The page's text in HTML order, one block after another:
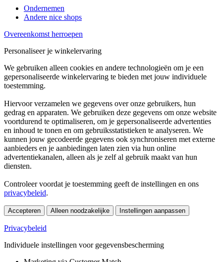
Ondernemen
Andere nice shops
Overeenkomst herroepen
Personaliseer je winkelervaring
We gebruiken alleen cookies en andere technologieën om je een
gepersonaliseerde winkelervaring te bieden met jouw individuele
toestemming.
Hiervoor verzamelen we gegevens over onze gebruikers, hun
gedrag en apparaten. We gebruiken deze gegevens om onze website
voortdurend te optimaliseren, om je gepersonaliseerde advertenties
en inhoud te tonen en om gebruiksstatistieken te analyseren. We
kunnen jouw gecodeerde gegevens ook synchroniseren met externe
aanbieders en je aanbiedingen laten zien via hun online
advertentiekanalen, alleen als je zelf al gebruik maakt van hun
diensten.
Controleer voordat je toestemming geeft de instellingen en ons
privacybeleid.
Accepteren Alleen noodzakelijke Instellingen aanpassen
Privacybeleid
Individuele instellingen voor gegevensbescherming